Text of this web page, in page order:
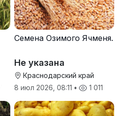
Семена Озимого Ячменя.
Не указана
Краснодарский край
8 июл 2026, 08:11 • 1 011